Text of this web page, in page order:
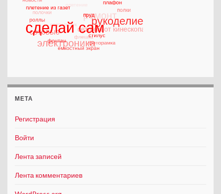
МЕТА
Регистрация
Войти
Лента записей
Лента комментариев